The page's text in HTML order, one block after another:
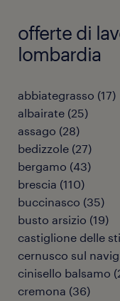
offerte di
lombardia
abbiategrasso (17)
albairate (25)
assago (28)
bedizzole (27)
bergamo (43)
brescia (110)
buccinasco (35)
busto arsizio (19)
castiglione delle
cernusco sul
cinisello balsamo (
cremona (36)